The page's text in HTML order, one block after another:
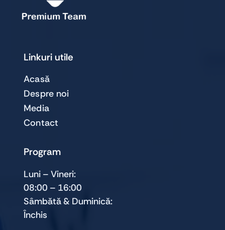
Linkuri utile
Acasă
Despre noi
Media
Contact
Program
Luni – Vineri:
08:00 – 16:00
Sâmbătă & Duminică:
Închis